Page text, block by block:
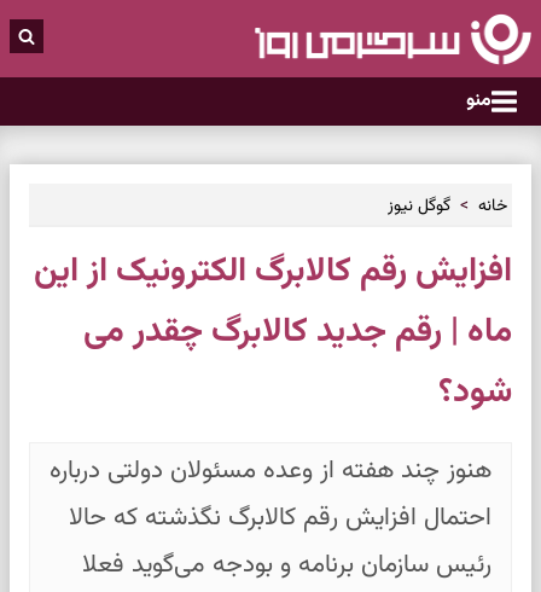
منو
خانه گوگل نیوز
افزایش رقم کالابرگ الکترونیک از این
ماه | رقم جدید کالابرگ چقدر می
شود؟
هنوز چند هفته از وعده مسئولان دولتی درباره
احتمال افزایش رقم کالابرگ نگذشته که حالا
رئیس سازمان برنامه و بودجه می‌گوید فعلا